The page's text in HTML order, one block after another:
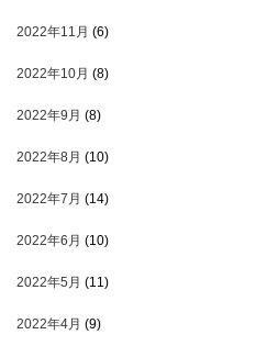
2022年11月 (6)
2022年10月 (8)
2022年9月 (8)
2022年8月 (10)
2022年7月 (14)
2022年6月 (10)
2022年5月 (11)
2022年4月 (9)